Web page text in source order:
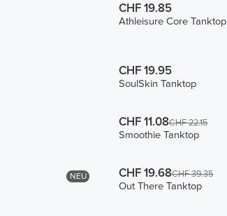
CHF 19.85
Athleisure Core Tanktop
CHF 19.95
SoulSkin Tanktop
CHF 11.08CHF 22.15
Smoothie Tanktop
NEU CHF 19.68CHF 39.35
Out There Tanktop